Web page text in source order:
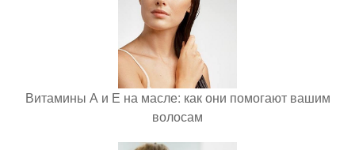
Витамины А и Е на масле: как они помогают вашим
волосам